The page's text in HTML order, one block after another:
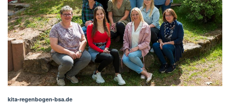
kita-regenbogen-bsa.de